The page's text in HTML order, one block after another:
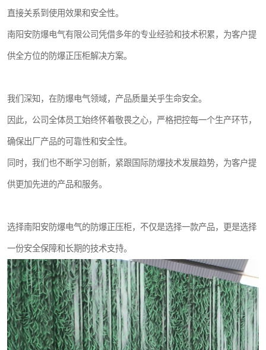
直接关系到使用效果和安全性。
南阳安防爆电气有限公司凭借多年的专业经验和技术积累，为客户提
供全方位的防爆正压柜解决方案。
我们深知，在防爆电气领域，产品质量关乎生命安全。
因此，公司全体员工始终怀着敬畏之心，严格把控每一个生产环节，
确保出厂产品的可靠性和安全性。
同时，我们也不断学习创新，紧跟国际防爆技术发展趋势，为客户提
供更加先进的产品和服务。
选择南阳安防爆电气的防爆正压柜，不仅是选择一款产品，更是选择
一份安全保障和长期的技术支持。